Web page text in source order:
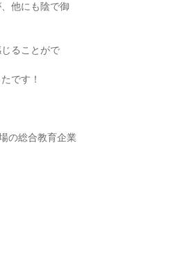
他にも陰で御
ることがで
です！
の総合教育企業